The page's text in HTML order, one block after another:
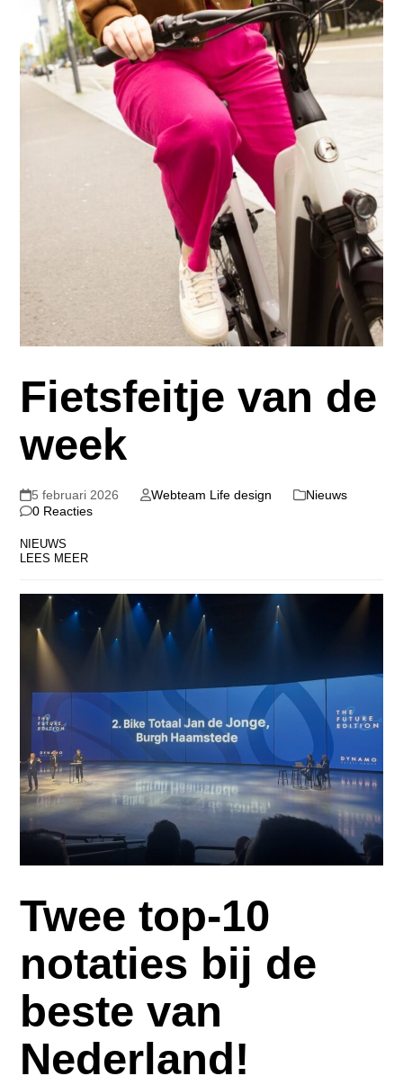
Fietsfeitje van de
week
5 februari 2026 Webteam Life design
Nieuws
0 Reacties
NIEUWS
LEES MEER
Twee top-10
notaties bij de
beste van
Nederland!